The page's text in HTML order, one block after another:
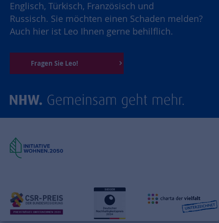
Englisch, Türkisch, Französisch und
Russisch. Sie möchten einen Schaden melden?
Auch hier ist Leo Ihnen gerne behilflich.
Fragen Sie Leo!